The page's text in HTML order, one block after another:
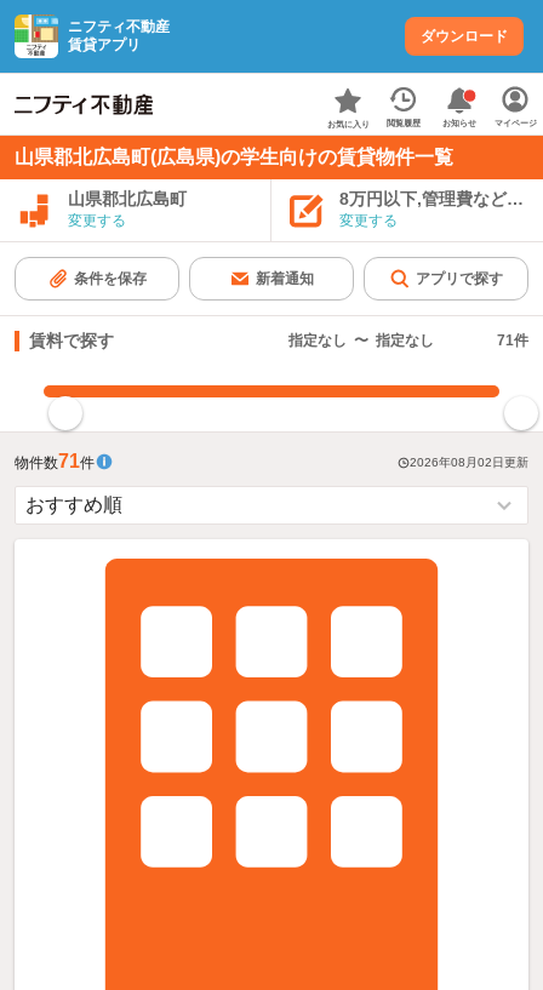
ニフティ不動産
賃貸アプリ
ダウンロード
お気に入り 閲覧履歴 お知らせ マイページ
山県郡北広島町(広島県)の学生向けの賃貸物件一覧
山県郡北広島町
変更する
8万円以下,管理費など込み
変更する
条件を保存 新着通知 アプリで探す
賃料で探す 指定なし 〜 指定なし 71件
物件数71件 2026年08月02日更新